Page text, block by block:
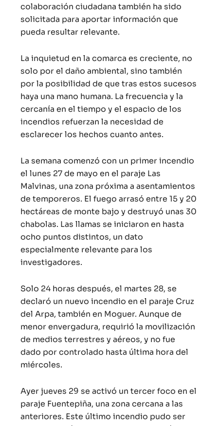
colaboración ciudadana también ha sido
solicitada para aportar información que
pueda resultar relevante.
La inquietud en la comarca es creciente, no
solo por el daño ambiental, sino también
por la posibilidad de que tras estos sucesos
haya una mano humana. La frecuencia y la
cercanía en el tiempo y el espacio de los
incendios refuerzan la necesidad de
esclarecer los hechos cuanto antes.
La semana comenzó con un primer incendio
el lunes 27 de mayo en el paraje Las
Malvinas, una zona próxima a asentamientos
de temporeros. El fuego arrasó entre 15 y 20
hectáreas de monte bajo y destruyó unas 30
chabolas. Las llamas se iniciaron en hasta
ocho puntos distintos, un dato
especialmente relevante para los
investigadores.
Solo 24 horas después, el martes 28, se
declaró un nuevo incendio en el paraje Cruz
del Arpa, también en Moguer. Aunque de
menor envergadura, requirió la movilización
de medios terrestres y aéreos, y no fue
dado por controlado hasta última hora del
miércoles.
Ayer jueves 29 se activó un tercer foco en el
paraje Fuentepiña, una zona cercana a las
anteriores. Este último incendio pudo ser